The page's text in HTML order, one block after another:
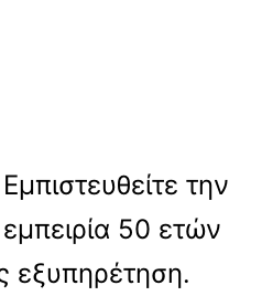
Εμπιστευθείτε την
εμπειρία 50 ετών
εξυπηρέτηση.